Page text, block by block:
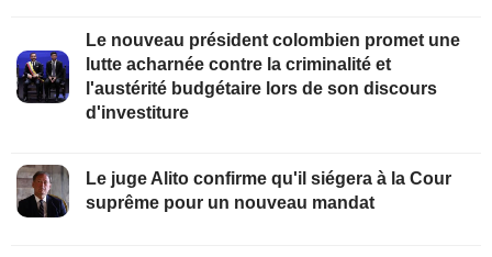
Le nouveau président colombien promet une
lutte acharnée contre la criminalité et
l'austérité budgétaire lors de son discours
d'investiture
Le juge Alito confirme qu'il siégera à la Cour
suprême pour un nouveau mandat